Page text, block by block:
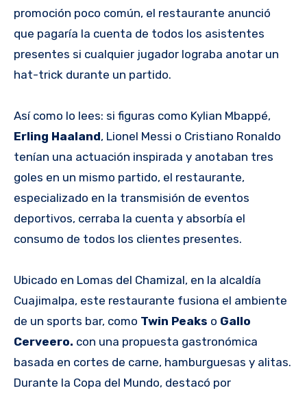
promoción poco común, el restaurante anunció
que pagaría la cuenta de todos los asistentes
presentes si cualquier jugador lograba anotar un
hat-trick durante un partido.
Así como lo lees: si figuras como Kylian Mbappé,
Erling Haaland, Lionel Messi o Cristiano Ronaldo
tenían una actuación inspirada y anotaban tres
goles en un mismo partido, el restaurante,
especializado en la transmisión de eventos
deportivos, cerraba la cuenta y absorbía el
consumo de todos los clientes presentes.
Ubicado en Lomas del Chamizal, en la alcaldía
Cuajimalpa, este restaurante fusiona el ambiente
de un sports bar, como Twin Peaks o Gallo
Cerveero. con una propuesta gastronómica
basada en cortes de carne, hamburguesas y alitas.
Durante la Copa del Mundo, destacó por